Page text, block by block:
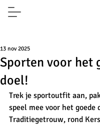
Sporten voor het
doel!
13 nov 2025
Trek je sportoutfit aan,
speel mee voor het goede
Traditiegetrouw, rond